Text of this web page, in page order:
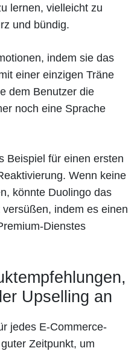
lernen, vielleicht zu
und bündig.
indem sie das
einer einzigen Träne
dem Benutzer die
noch eine Sprache
Beispiel für einen ersten
Wenn keine
könnte Duolingo das
indem es einen
Dienstes
Upselling an
jedes E-Commerce-
Zeitpunkt, um